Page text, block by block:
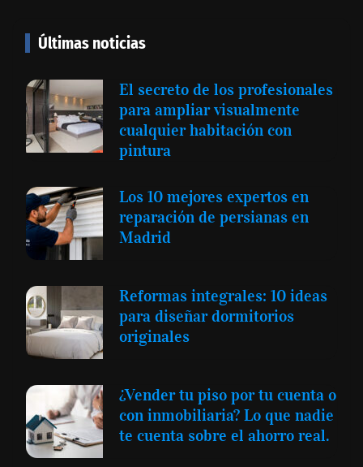
Últimas noticias
El secreto de los profesionales
para ampliar visualmente
cualquier habitación con
pintura
Los 10 mejores expertos en
reparación de persianas en
Madrid
Reformas integrales: 10 ideas
para diseñar dormitorios
originales
¿Vender tu piso por tu cuenta o
con inmobiliaria? Lo que nadie
te cuenta sobre el ahorro real.